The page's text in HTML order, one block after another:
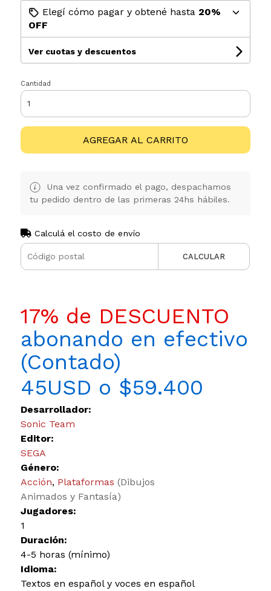
Elegí cómo pagar y obtené hasta 20%
OFF
Ver cuotas y descuentos
Cantidad
AGREGAR AL CARRITO
Una vez confirmado el pago, despachamos
tu pedido dentro de las primeras 24hs hábiles.
Calculá el costo de envío
CALCULAR
17% de DESCUENTO
abonando en efectivo
(Contado)
45USD o $59.400
Desarrollador:
Sonic Team
Editor:
SEGA
Género:
Acción, Plataformas (Dibujos
Animados y Fantasía)
Jugadores:
1
Duración:
4-5 horas (mínimo)
Idioma:
Textos en español y voces en español